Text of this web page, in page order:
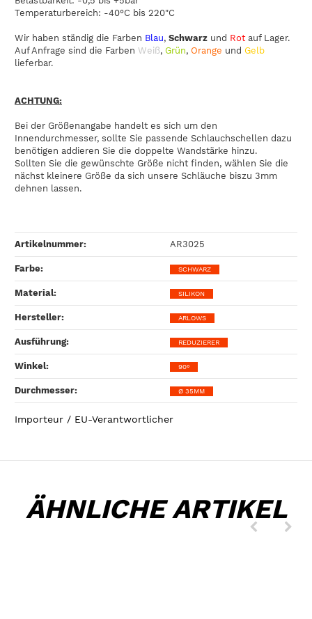
Temperaturbereich: -40°C bis 220"C
Wir haben ständig die Farben Blau, Schwarz und Rot auf Lager.
Auf Anfrage sind die Farben Weiß, Grün, Orange und Gelb
lieferbar.
ACHTUNG:
Bei der Größenangabe handelt es sich um den
Innendurchmesser, sollte Sie passende Schlauchschellen dazu
benötigen addieren Sie die doppelte Wandstärke hinzu.
Sollten Sie die gewünschte Größe nicht finden, wählen Sie die
nächst kleinere Größe da sich unsere Schläuche biszu 3mm
dehnen lassen.
Artikelnummer: AR3025
Farbe‍: SCHWARZ
Material‍: SILIKON
Hersteller‍: ARLOWS
Ausführung‍: REDUZIERER
Winkel‍: 90°
Durchmesser‍: Ø 35MM
Importeur / EU-Verantwortlicher
ÄHNLICHE ARTIKEL